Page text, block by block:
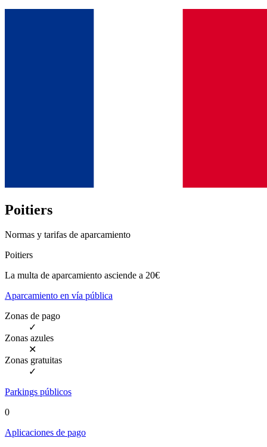
Poitiers
Normas y tarifas de aparcamiento
Poitiers
La multa de aparcamiento asciende a 20€
Aparcamiento en vía pública
Zonas de pago
✓
Zonas azules
✕
Zonas gratuitas
✓
Parkings públicos
0
Aplicaciones de pago